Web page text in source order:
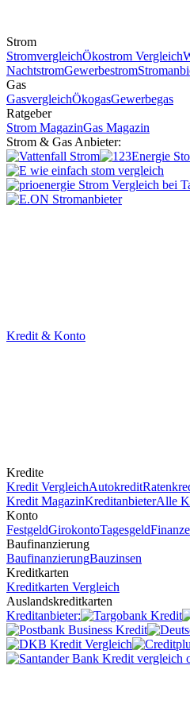
Strom
StromvergleichÖkostrom Vergleich
NachtstromGewerbestrom
Gas
GasvergleichÖkogasGewerbegas
Ratgeber
Strom MagazinGas Magazin
Strom & Gas Anbieter:
Kredit & Konto
Kredite
Kredit VergleichAutokredit
Kredit MagazinKreditanbieterAlle
Konto
FestgeldGirokontoTagesgeld
Baufinanzierung
BaufinanzierungBauzinsen
Kreditkarten
Kreditkarten Vergleich
Auslandskreditkarten
Kreditanbieter: